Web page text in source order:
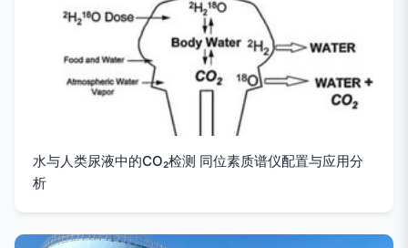
水与人类尿液中的CO₂检测 同位素质谱仪配置与应用分
析